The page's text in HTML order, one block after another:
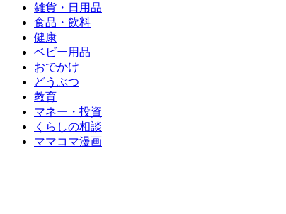
雑貨・日用品
食品・飲料
健康
ベビー用品
おでかけ
どうぶつ
教育
マネー・投資
くらしの相談
ママコマ漫画